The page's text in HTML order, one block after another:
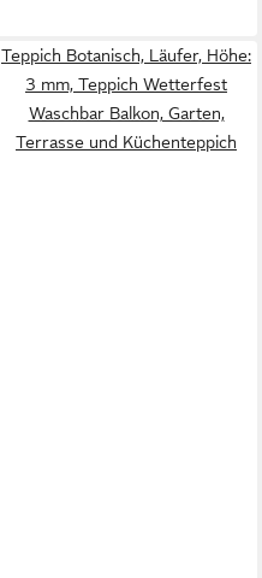
Teppich Botanisch, Läufer, Höhe:
3 mm, Teppich Wetterfest
Waschbar Balkon, Garten,
Terrasse und Küchenteppich